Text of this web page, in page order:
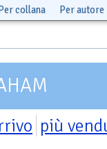
collana Per autore
più